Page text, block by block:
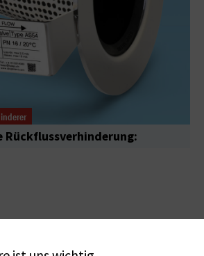
Rückflussverhinderung: